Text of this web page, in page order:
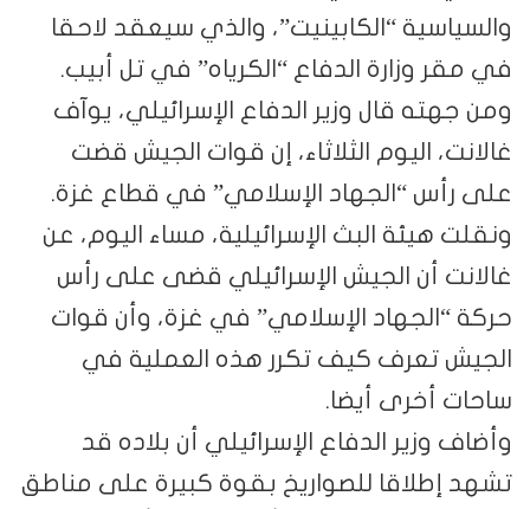
“الكابينيت”، والذي سيعقد لاحقا
وزارة الدفاع “الكرياه” في تل أبيب.
قال وزير الدفاع الإسرائيلي، يوآف
اليوم الثلاثاء، إن قوات الجيش قضت
“الجهاد الإسلامي” في قطاع غزة.
البث الإسرائيلية، مساء اليوم، عن
أن الجيش الإسرائيلي قضى على رأس
الإسلامي” في غزة، وأن قوات
تعرف كيف تكرر هذه العملية في
أخرى أيضا.
الدفاع الإسرائيلي أن بلاده قد
للصواريخ بقوة كبيرة على مناطق